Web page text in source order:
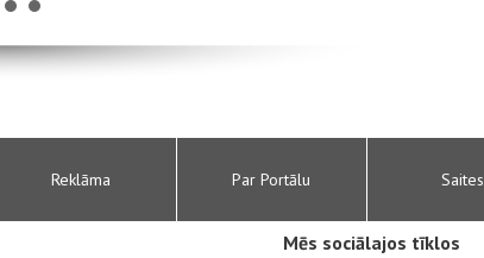
Reklāma Par Portālu Saites
Mēs sociālajos tīklos